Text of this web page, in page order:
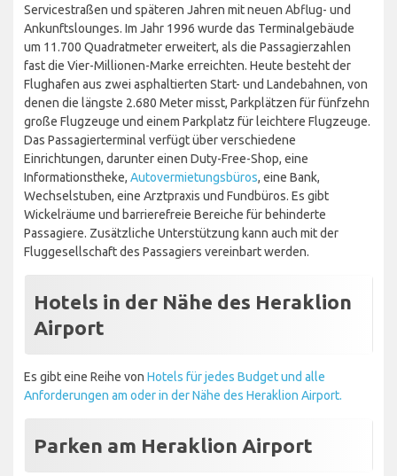
Servicestraßen und späteren Jahren mit neuen Abflug- und
Ankunftslounges. Im Jahr 1996 wurde das Terminalgebäude
um 11.700 Quadratmeter erweitert, als die Passagierzahlen
fast die Vier-Millionen-Marke erreichten. Heute besteht der
Flughafen aus zwei asphaltierten Start- und Landebahnen, von
denen die längste 2.680 Meter misst, Parkplätzen für fünfzehn
große Flugzeuge und einem Parkplatz für leichtere Flugzeuge.
Das Passagierterminal verfügt über verschiedene
Einrichtungen, darunter einen Duty-Free-Shop, eine
Informationstheke, Autovermietungsbüros, eine Bank,
Wechselstuben, eine Arztpraxis und Fundbüros. Es gibt
Wickelräume und barrierefreie Bereiche für behinderte
Passagiere. Zusätzliche Unterstützung kann auch mit der
Fluggesellschaft des Passagiers vereinbart werden.
Hotels in der Nähe des Heraklion
Airport
Es gibt eine Reihe von Hotels für jedes Budget und alle
Anforderungen am oder in der Nähe des Heraklion Airport.
Parken am Heraklion Airport